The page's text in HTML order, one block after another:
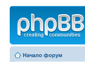
Начало форум